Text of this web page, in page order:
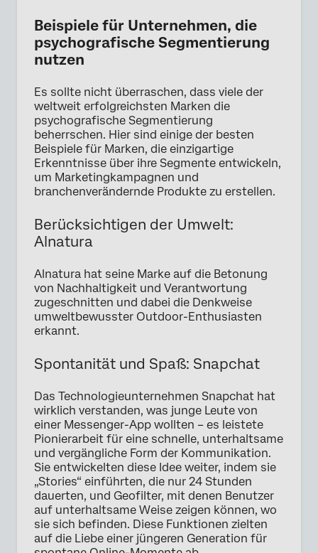
Beispiele für Unternehmen, die
psychografische Segmentierung
nutzen
Es sollte nicht überraschen, dass viele der
weltweit erfolgreichsten Marken die
psychografische Segmentierung
beherrschen. Hier sind einige der besten
Beispiele für Marken, die einzigartige
Erkenntnisse über ihre Segmente entwickeln,
um Marketingkampagnen und
branchenverändernde Produkte zu erstellen.
Berücksichtigen der Umwelt:
Alnatura
Alnatura hat seine Marke auf die Betonung
von Nachhaltigkeit und Verantwortung
zugeschnitten und dabei die Denkweise
umweltbewusster Outdoor-Enthusiasten
erkannt.
Spontanität und Spaß: Snapchat
Das Technologieunternehmen Snapchat hat
wirklich verstanden, was junge Leute von
einer Messenger-App wollten – es leistete
Pionierarbeit für eine schnelle, unterhaltsame
und vergängliche Form der Kommunikation.
Sie entwickelten diese Idee weiter, indem sie
„Stories“ einführten, die nur 24 Stunden
dauerten, und Geofilter, mit denen Benutzer
auf unterhaltsame Weise zeigen können, wo
sie sich befinden. Diese Funktionen zielten
auf die Liebe einer jüngeren Generation für